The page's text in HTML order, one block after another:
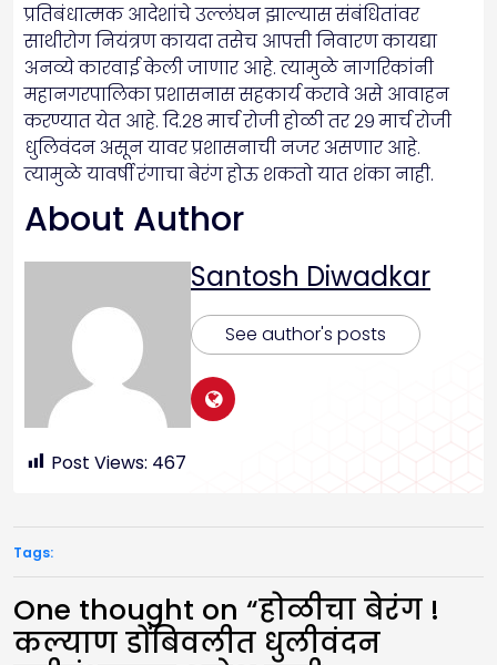
प्रतिबंधात्मक आदेशांचे उल्लंघन झाल्यास संबंधितांवर
साथीरोग नियंत्रण कायदा तसेच आपत्ती निवारण कायद्या
अनव्ये कारवाई केली जाणार आहे. त्यामुळे नागरिकांनी
महानगरपालिका प्रशासनास सहकार्य करावे असे आवाहन
करण्यात येत आहे. दि.२८ मार्च रोजी होळी तर २९ मार्च रोजी
धुलिवंदन असून यावर प्रशासनाची नजर असणार आहे.
त्यामुळे यावर्षी रंगाचा बेरंग होऊ शकतो यात शंका नाही.
About Author
Santosh Diwadkar
See author's posts
Post Views: 467
Tags:
One thought on “होळीचा बेरंग !
कल्याण डोंबिवलीत धुलीवंदन